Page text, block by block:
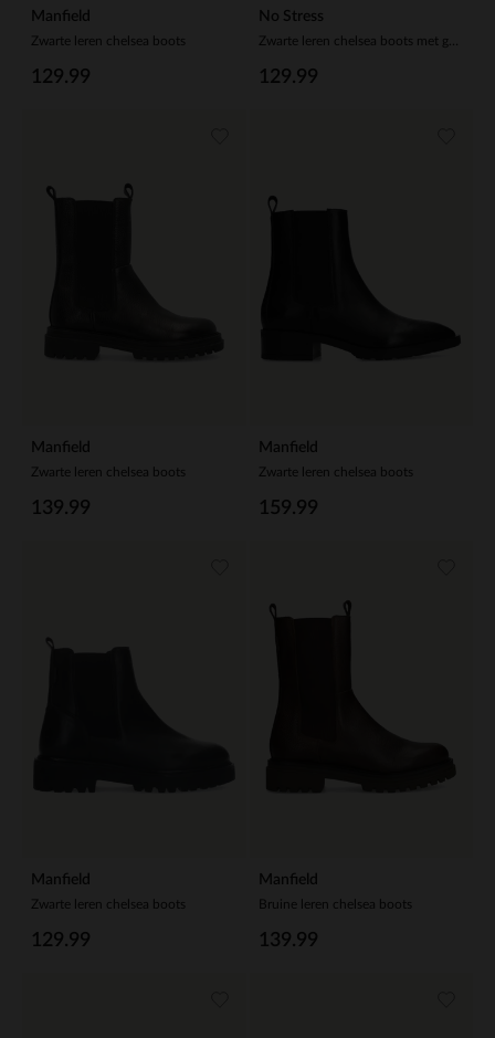
Manfield
Zwarte leren chelsea boots
129.99
No Stress
129.99
Manfield
Zwarte leren chelsea boots
139.99
Manfield
Zwarte leren chelsea boots
159.99
Manfield
Zwarte leren chelsea boots
129.99
Manfield
Bruine leren chelsea boots
139.99